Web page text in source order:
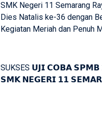
SMK Negeri 11 Semarang
Dies Natalis ke-36 dengan
Kegiatan Meriah dan Penuh
SUKSES 𝗨𝗝𝗜 𝗖𝗢𝗕𝗔
𝗦𝗠𝗞 𝗡𝗘𝗚𝗘𝗥𝗜 𝟭𝟭